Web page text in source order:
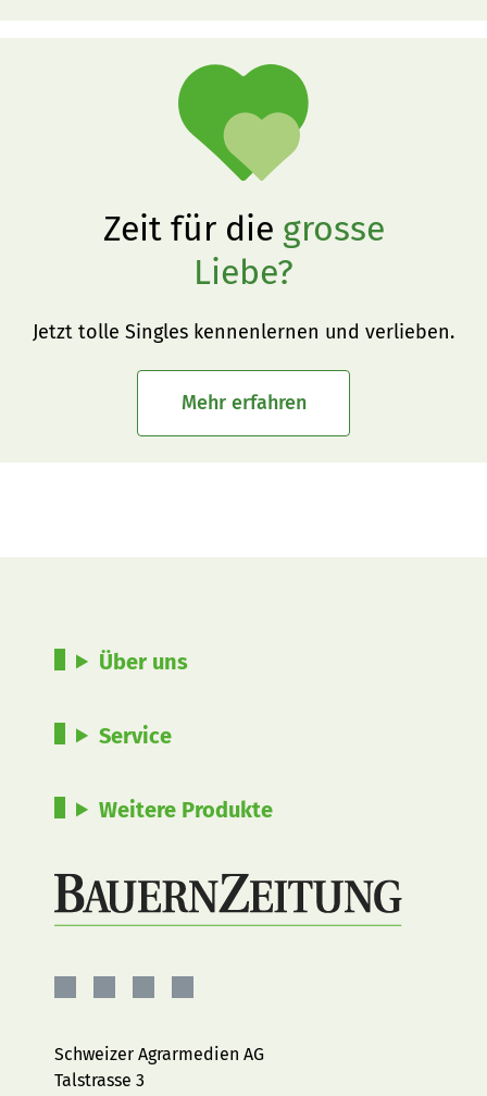
Zeit für die grosse
Liebe?
Jetzt tolle Singles kennenlernen und verlieben.
Mehr erfahren
Über uns
Service
Weitere Produkte
Facebook
Instagram
YouTubeLinkedIn
Schweizer Agrarmedien AG
Talstrasse 3